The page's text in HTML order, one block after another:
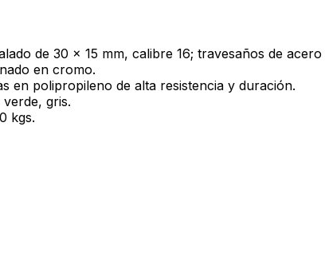
de 30 x 15 mm, calibre 16; travesaños de
en cromo.
en polipropileno de alta resistencia y duración.
gris.
kgs.